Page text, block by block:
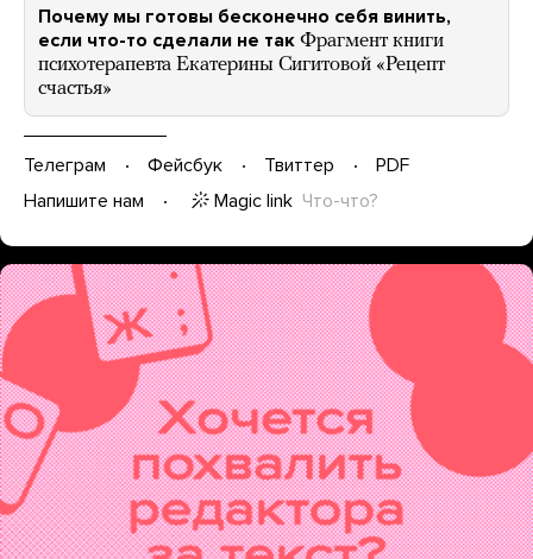
Почему мы готовы бесконечно себя винить,
если что-то сделали не так Фрагмент книги
психотерапевта Екатерины Сигитовой «Рецепт
счастья»
Телеграм Фейсбук Твиттер
PDF
Напишите нам
Magic link Что-что?